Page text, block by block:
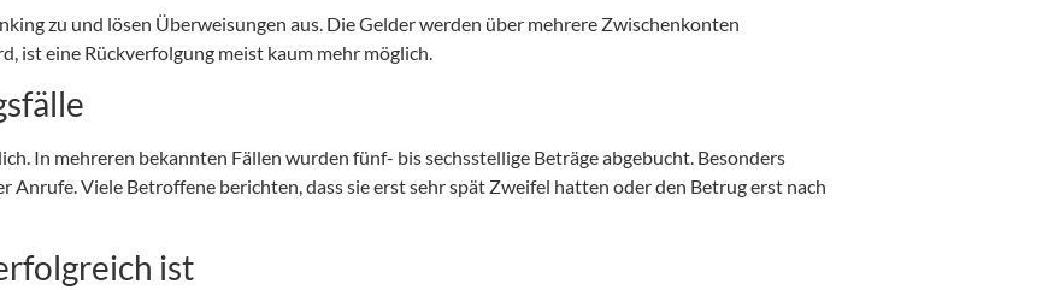
zu und lösen Überweisungen aus. Die Gelder werden über mehrere Zwischenkonten
ist eine Rückverfolgung meist kaum mehr möglich.
In mehreren bekannten Fällen wurden fünf- bis sechsstellige Beträge abgebucht. Besonders
Viele Betroffene berichten, dass sie erst sehr spät Zweifel hatten oder den Betrug erst nach
ist